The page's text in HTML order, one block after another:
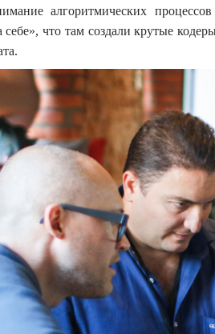
алгоритмических
себе», что там создали крутые